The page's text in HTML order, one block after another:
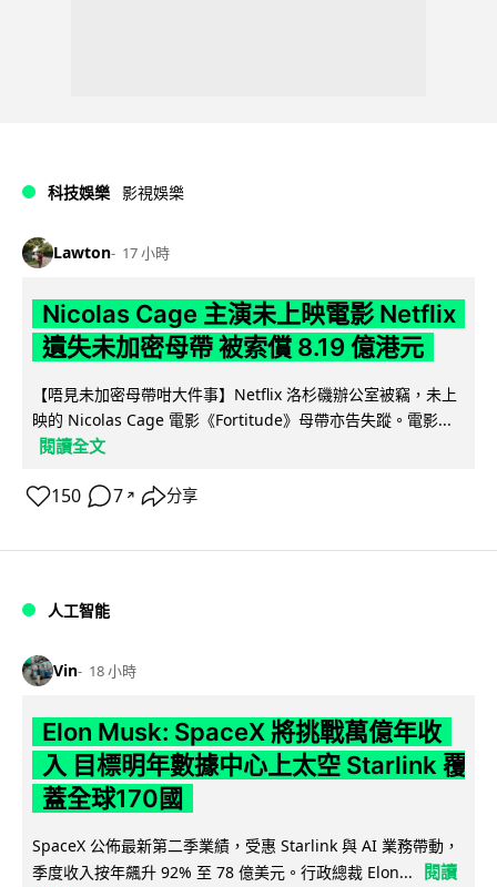
科技娛樂 影視娛樂
Lawton 17 小時
Nicolas Cage 主演未上映電影 Netflix
遺失未加密母帶 被索償 8.19 億港元
【唔見未加密母帶咁大件事】Netflix 洛杉磯辦公室被竊，未上
映的 Nicolas Cage 電影《Fortitude》母帶亦告失蹤。電影...
閱讀全文
150 7 ↗ 分享
人工智能
Vin 18 小時
Elon Musk: SpaceX 將挑戰萬億年收
入 目標明年數據中心上太空 Starlink 覆
蓋全球170國
SpaceX 公佈最新第二季業績，受惠 Starlink 與 AI 業務帶動，
季度收入按年飆升 92% 至 78 億美元。行政總裁 Elon...
閱讀